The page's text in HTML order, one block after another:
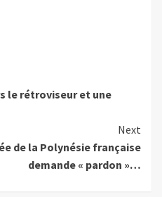
le rétroviseur et une
Next
de la Polynésie française
demande « pardon »…